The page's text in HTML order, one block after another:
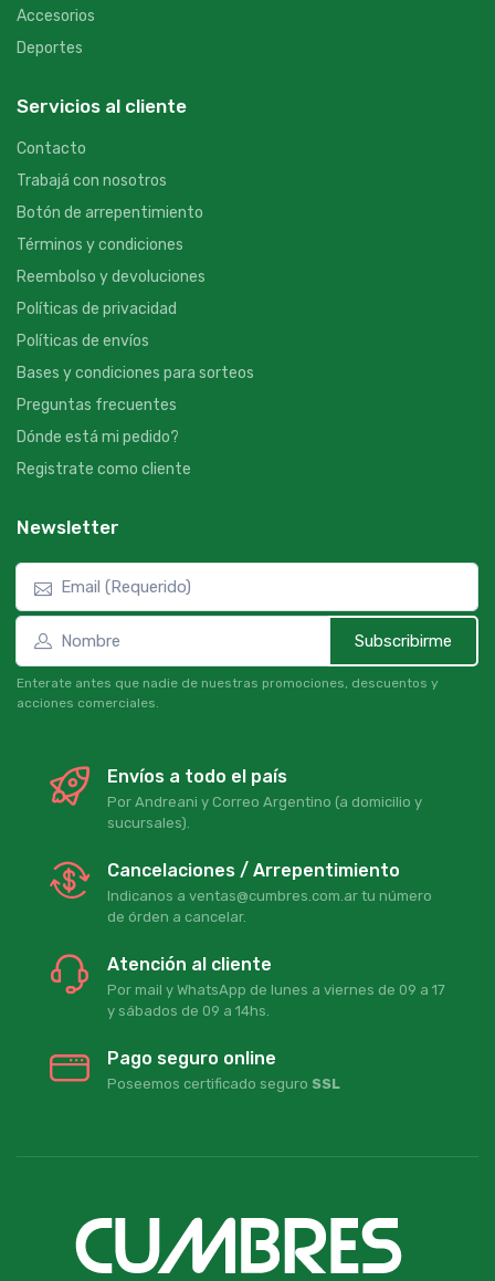
Accesorios
Deportes
Servicios al cliente
Contacto
Trabajá con nosotros
Botón de arrepentimiento
Términos y condiciones
Reembolso y devoluciones
Políticas de privacidad
Políticas de envíos
Bases y condiciones para sorteos
Preguntas frecuentes
Dónde está mi pedido?
Registrate como cliente
Newsletter
Subscribirme
Enterate antes que nadie de nuestras promociones, descuentos y
acciones comerciales.
Envíos a todo el país
Por Andreani y Correo Argentino (a domicilio y
sucursales).
Cancelaciones / Arrepentimiento
Indicanos a ventas@cumbres.com.ar tu número
de órden a cancelar.
Atención al cliente
Por mail y WhatsApp de lunes a viernes de 09 a 17
y sábados de 09 a 14hs.
Pago seguro online
Poseemos certificado seguro SSL